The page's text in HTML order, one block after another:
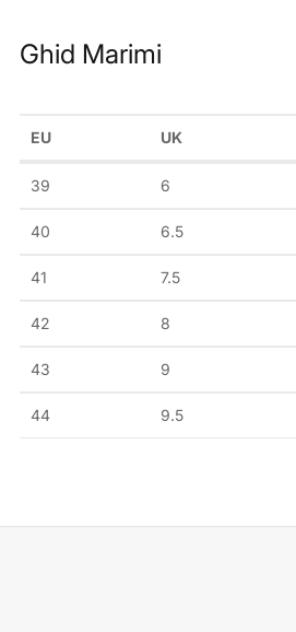
Ghid Marimi
EU UK
39 6
40 6.5
41 7.5
42 8
43 9
44 9.5